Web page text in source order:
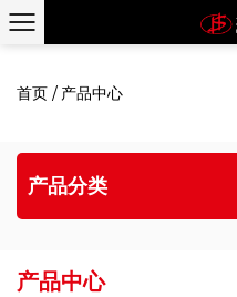
首页 / 产品中心
产品分类
产品中心